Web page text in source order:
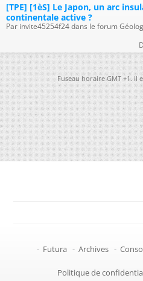
[TPE] [1èS] Le Japon, un arc
continentale active ?
Par invite45254f24 dans le forum
Fuseau horaire GMT +1. Il
- Futura - Archives - Conso
Politique de